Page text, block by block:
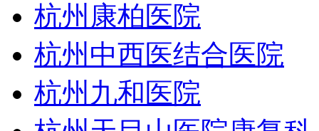
杭州康柏医院
杭州中西医结合医院
杭州九和医院